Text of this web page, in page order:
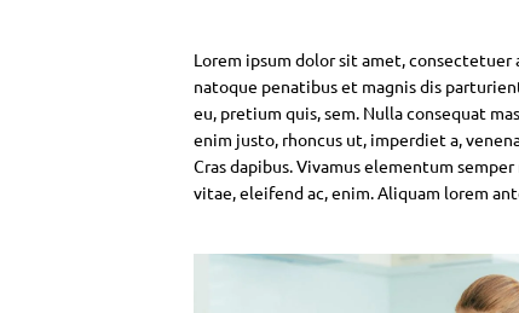
Lorem ipsum dolor sit amet, consectetuer
natoque penatibus et magnis dis
eu, pretium quis, sem. Nulla consequat
enim justo, rhoncus ut, imperdiet a,
Cras dapibus. Vivamus elementum
vitae, eleifend ac, enim. Aliquam lorem